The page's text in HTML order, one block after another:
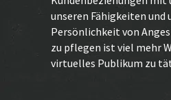
unseren Fähigkeiten und
Persönlichkeit von
zu pflegen ist viel mehr
virtuelles Publikum zu